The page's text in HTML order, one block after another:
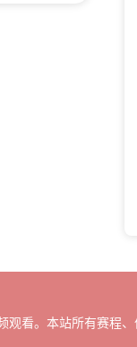
看。本站所有赛程